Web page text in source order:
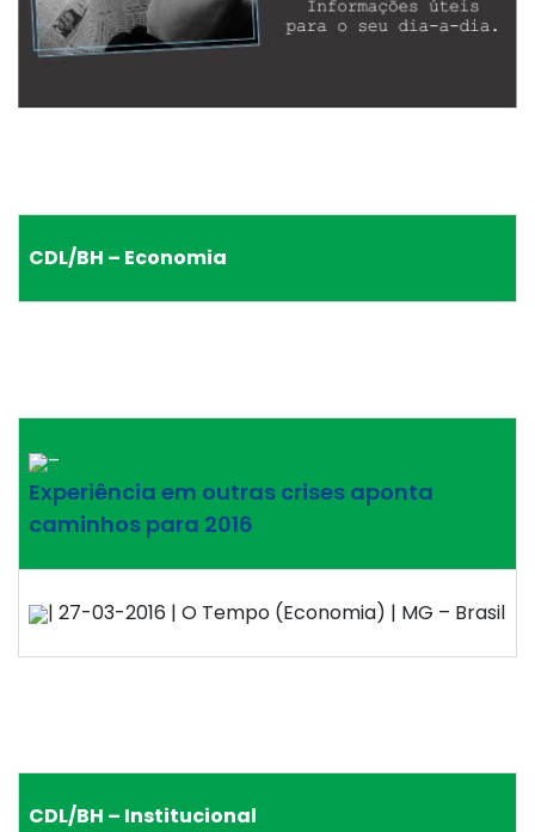
CDL/BH – Economia
–
Experiência em outras crises aponta
caminhos para 2016
| 27-03-2016 | O Tempo (Economia) | MG – Brasil
CDL/BH – Institucional